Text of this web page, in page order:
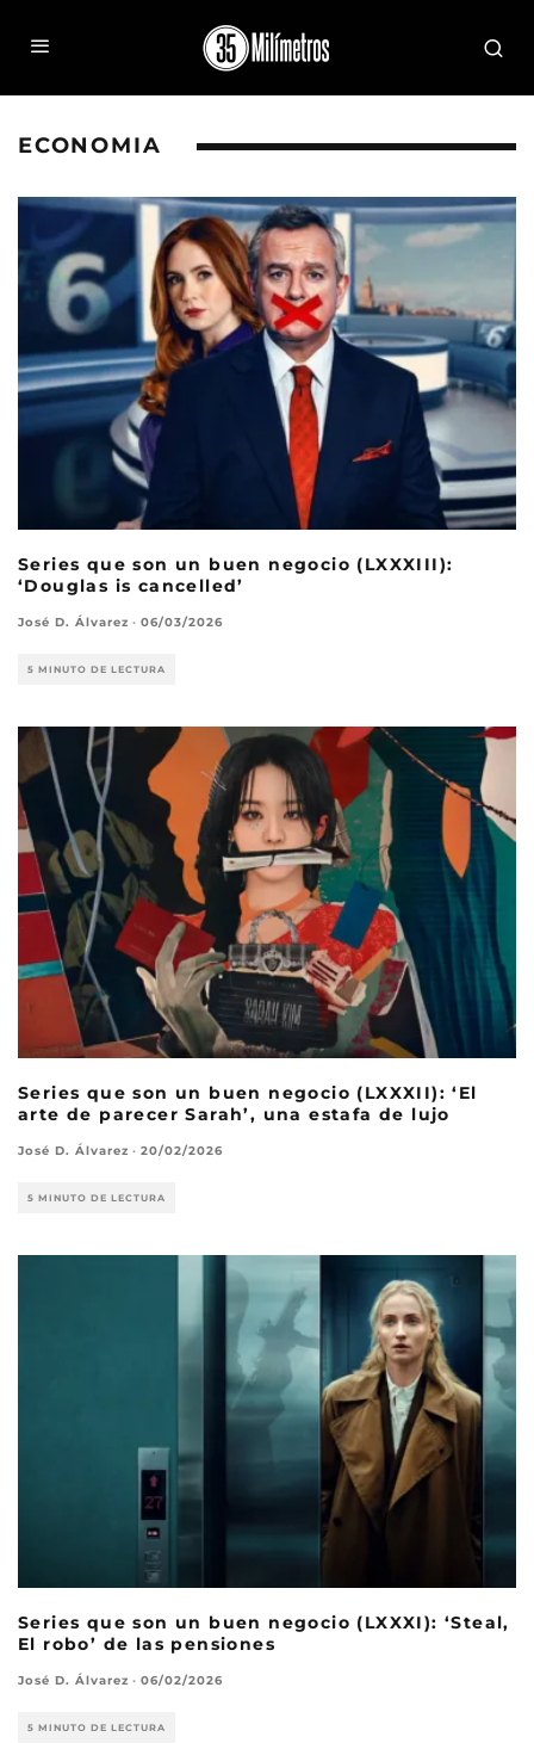
ECONOMIA
Series que son un buen negocio (LXXXIII):
‘Douglas is cancelled’
José D. Álvarez · 06/03/2026
5 MINUTO DE LECTURA
Series que son un buen negocio (LXXXII): ‘El
arte de parecer Sarah’, una estafa de lujo
José D. Álvarez · 20/02/2026
5 MINUTO DE LECTURA
Series que son un buen negocio (LXXXI): ‘Steal,
El robo’ de las pensiones
José D. Álvarez · 06/02/2026
5 MINUTO DE LECTURA